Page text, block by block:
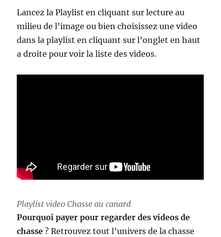
Lancez la Playlist en cliquant sur lecture au
milieu de l’image ou bien choisissez une video
dans la playlist en cliquant sur l’onglet en haut
a droite pour voir la liste des videos.
Playlist video Chasse au canard
Pourquoi payer pour regarder des videos de
chasse ? Retrouvez tout l’univers de la chasse